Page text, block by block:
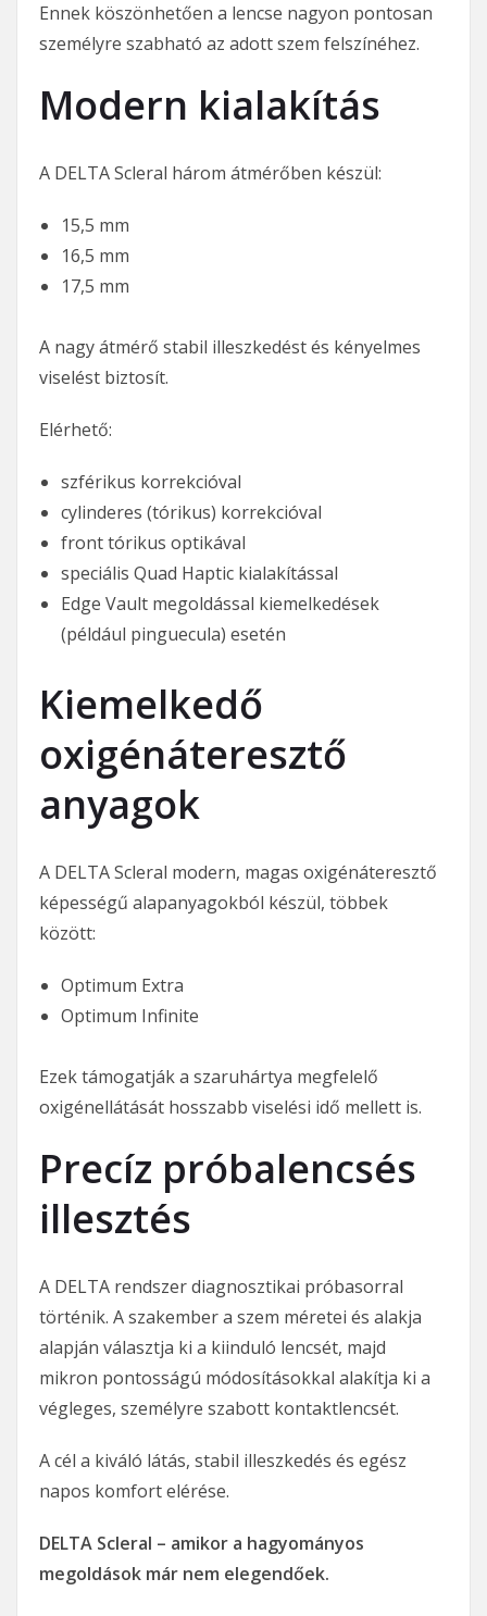
Ennek köszönhetően a lencse nagyon pontosan
személyre szabható az adott szem felszínéhez.
Modern kialakítás
A DELTA Scleral három átmérőben készül:
15,5 mm
16,5 mm
17,5 mm
A nagy átmérő stabil illeszkedést és kényelmes
viselést biztosít.
Elérhető:
szférikus korrekcióval
cylinderes (tórikus) korrekcióval
front tórikus optikával
speciális Quad Haptic kialakítással
Edge Vault megoldással kiemelkedések
(például pinguecula) esetén
Kiemelkedő
oxigénáteresztő
anyagok
A DELTA Scleral modern, magas oxigénáteresztő
képességű alapanyagokból készül, többek
között:
Optimum Extra
Optimum Infinite
Ezek támogatják a szaruhártya megfelelő
oxigénellátását hosszabb viselési idő mellett is.
Precíz próbalencsés
illesztés
A DELTA rendszer diagnosztikai próbasorral
történik. A szakember a szem méretei és alakja
alapján választja ki a kiinduló lencsét, majd
mikron pontosságú módosításokkal alakítja ki a
végleges, személyre szabott kontaktlencsét.
A cél a kiváló látás, stabil illeszkedés és egész
napos komfort elérése.
DELTA Scleral – amikor a hagyományos
megoldások már nem elegendőek.